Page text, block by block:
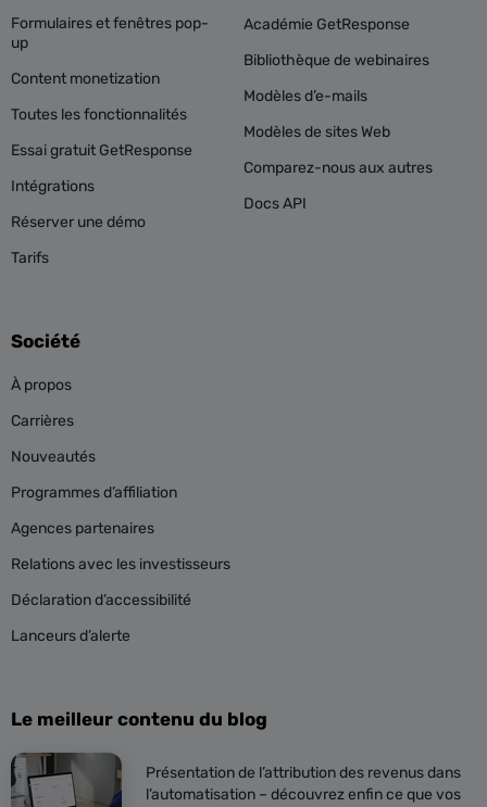
Formulaires et fenêtres pop-
up
Content monetization
Toutes les fonctionnalités
Essai gratuit GetResponse
Intégrations
Réserver une démo
Tarifs
Académie GetResponse
Bibliothèque de webinaires
Modèles d’e-mails
Modèles de sites Web
Comparez-nous aux autres
Docs API
Société
À propos
Carrières
Nouveautés
Programmes d’affiliation
Agences partenaires
Relations avec les investisseurs
Déclaration d’accessibilité
Lanceurs d’alerte
Le meilleur contenu du blog
Présentation de l’attribution des revenus dans
l’automatisation – découvrez enfin ce que vos